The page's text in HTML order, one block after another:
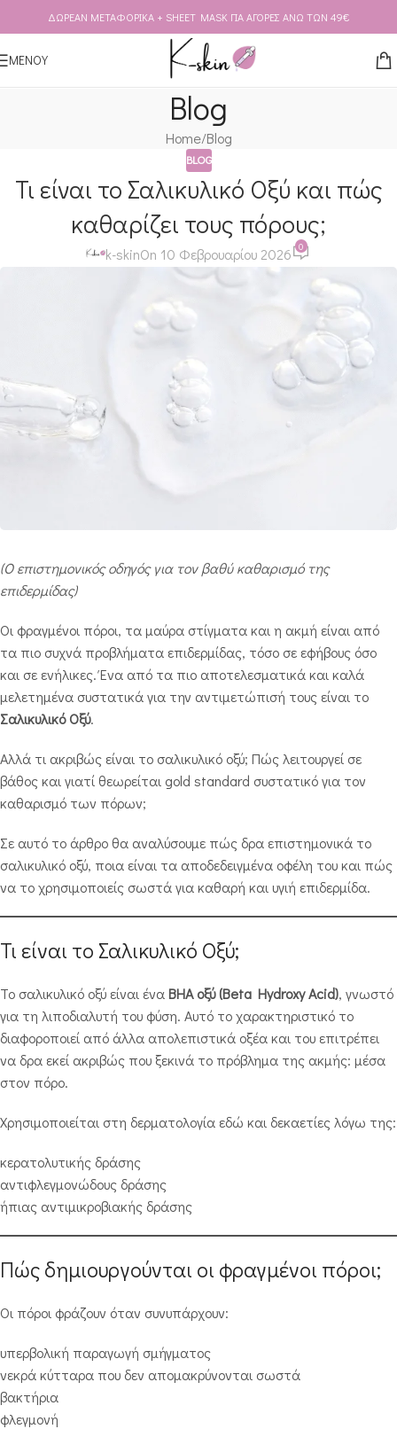
Skip to navigation
Skip to main content
ΔΩΡΕΑΝ ΜΕΤΑΦΟΡΙΚΑ + SHEET MASK ΓΙΑ ΑΓΟΡΕΣ ΑΝΩ ΤΩΝ 49€
ΜΕΝΟΥ
Blog
Home Blog
BLOG
Τι είναι το Σαλικυλικό Οξύ και πώς
καθαρίζει τους πόρους;
k-skinOn 10 Φεβρουαρίου 2026 0
(Ο επιστημονικός οδηγός για τον βαθύ καθαρισμό της
επιδερμίδας)
Οι φραγμένοι πόροι, τα μαύρα στίγματα και η ακμή είναι από
τα πιο συχνά προβλήματα επιδερμίδας, τόσο σε εφήβους όσο
και σε ενήλικες. Ένα από τα πιο αποτελεσματικά και καλά
μελετημένα συστατικά για την αντιμετώπισή τους είναι το
Σαλικυλικό Οξύ.
Αλλά τι ακριβώς είναι το σαλικυλικό οξύ; Πώς λειτουργεί σε
βάθος και γιατί θεωρείται gold standard συστατικό για τον
καθαρισμό των πόρων;
Σε αυτό το άρθρο θα αναλύσουμε πώς δρα επιστημονικά το
σαλικυλικό οξύ, ποια είναι τα αποδεδειγμένα οφέλη του και πώς
να το χρησιμοποιείς σωστά για καθαρή και υγιή επιδερμίδα.
Τι είναι το Σαλικυλικό Οξύ;
Το σαλικυλικό οξύ είναι έναBHA οξύ (Beta Hydroxy Acid), γνωστό
για τη λιποδιαλυτή του φύση. Αυτό το χαρακτηριστικό το
διαφοροποιεί από άλλα απολεπιστικά οξέα και του επιτρέπει
να δρα εκεί ακριβώς που ξεκινά το πρόβλημα της ακμής: μέσα
στον πόρο.
Χρησιμοποιείται στη δερματολογία εδώ και δεκαετίες λόγω της:
κερατολυτικής δράσης
αντιφλεγμονώδους δράσης
ήπιας αντιμικροβιακής δράσης
Πώς δημιουργούνται οι φραγμένοι πόροι;
Οι πόροι φράζουν όταν συνυπάρχουν:
υπερβολική παραγωγή σμήγματος
νεκρά κύτταρα που δεν απομακρύνονται σωστά
βακτήρια
φλεγμονή